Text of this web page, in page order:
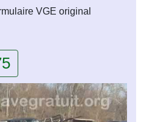
VGE original